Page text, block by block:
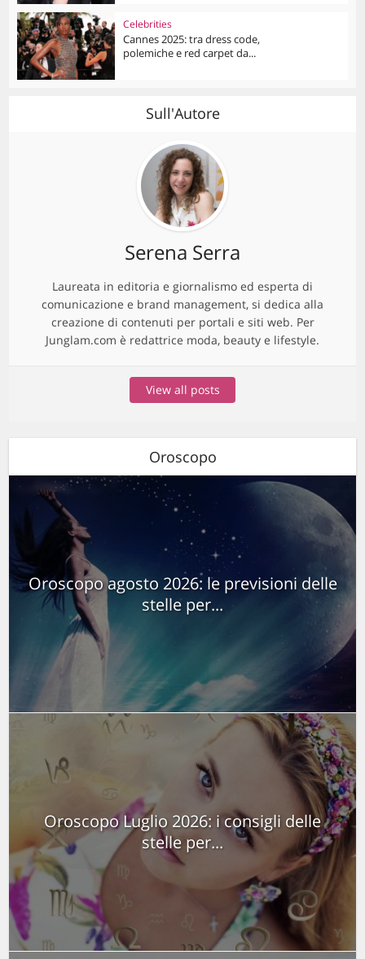
Celebrities
Cannes 2025: tra dress code,
polemiche e red carpet da...
Sull'Autore
Serena Serra
Laureata in editoria e giornalismo ed esperta di
comunicazione e brand management, si dedica alla
creazione di contenuti per portali e siti web. Per
Junglam.com è redattrice moda, beauty e lifestyle.
View all posts
Oroscopo
Oroscopo agosto 2026: le previsioni delle
stelle per...
Oroscopo Luglio 2026: i consigli delle
stelle per...